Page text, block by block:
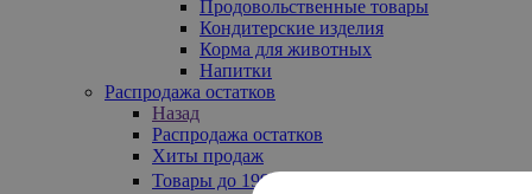
Продовольственные товары
Кондитерские изделия
Корма для животных
Напитки
Распродажа остатков
Назад
Распродажа остатков
Хиты продаж
Товары до 199₽